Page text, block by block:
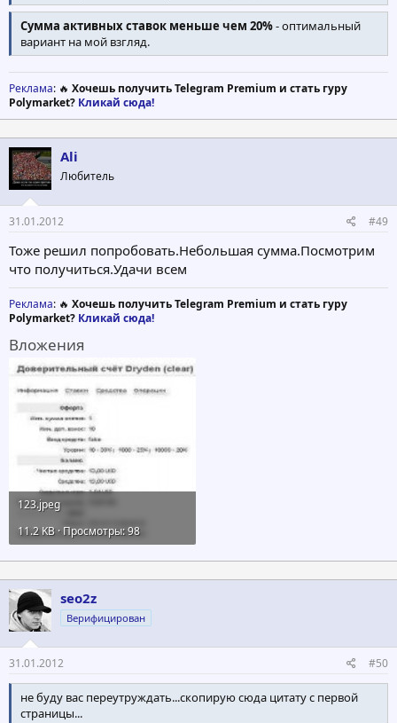
Сумма активных ставок меньше чем 20%- оптимальный
вариант на мой взгляд.
Реклама: 🔥 Хочешь получить Telegram Premium и стать гуру
Polymarket? Кликай сюда!
Ali
Любитель
31.01.2012 #49
Тоже решил попробовать.Небольшая сумма.Посмотрим
что получиться.Удачи всем
Реклама: 🔥 Хочешь получить Telegram Premium и стать гуру
Polymarket? Кликай сюда!
Вложения
123.jpeg
11.2 KB · Просмотры: 98
seo2z
Верифицирован
31.01.2012 #50
не буду вас переутруждать...скопирую сюда цитату с первой
страницы...